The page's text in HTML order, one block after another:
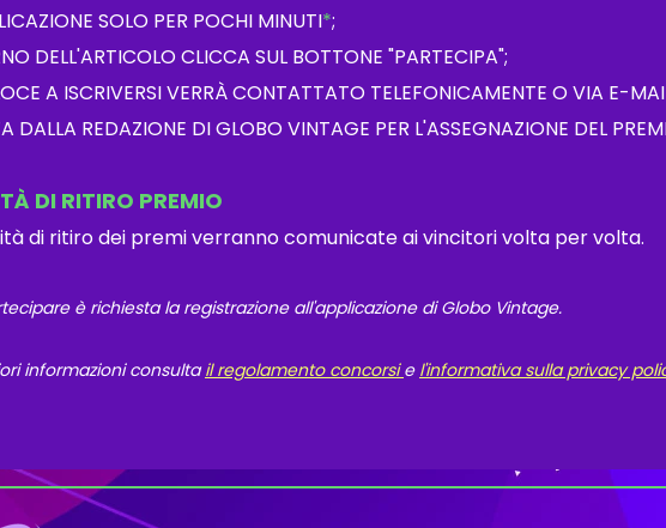
SOLO PER POCHI MINUTI*;
DELL'ARTICOLO CLICCA SUL BOTTONE "PARTECIPA";
A ISCRIVERSI VERRÀ CONTATTATO TELEFONICAMENTE O VIA E-
DALLA REDAZIONE DI GLOBO VINTAGE PER L'ASSEGNAZIONE DEL
DI RITIRO PREMIO
di ritiro dei premi verranno comunicate ai vincitori volta per volta.
è richiesta la registrazione all'applicazione di Globo Vintage.
informazioni consultail regolamento concorsie l'informativa sulla privacy